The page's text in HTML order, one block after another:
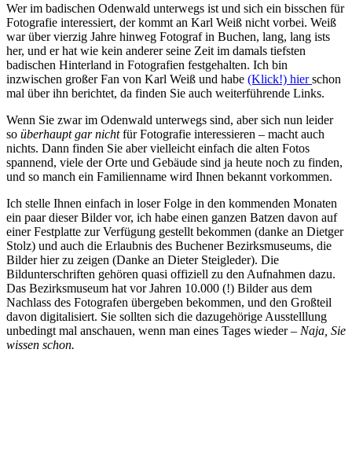
Wer im badischen Odenwald unterwegs ist und sich ein bisschen für
Fotografie interessiert, der kommt an Karl Weiß nicht vorbei. Weiß
war über vierzig Jahre hinweg Fotograf in Buchen, lang, lang ists
her, und er hat wie kein anderer seine Zeit im damals tiefsten
badischen Hinterland in Fotografien festgehalten. Ich bin
inzwischen großer Fan von Karl Weiß und habe (Klick!) hierschon
mal über ihn berichtet, da finden Sie auch weiterführende Links.
Wenn Sie zwar im Odenwald unterwegs sind, aber sich nun leider
so überhaupt gar nichtfür Fotografie interessieren – macht auch
nichts. Dann finden Sie aber vielleicht einfach die alten Fotos
spannend, viele der Orte und Gebäude sind ja heute noch zu finden,
und so manch ein Familienname wird Ihnen bekannt vorkommen.
Ich stelle Ihnen einfach in loser Folge in den kommenden Monaten
ein paar dieser Bilder vor, ich habe einen ganzen Batzen davon auf
einer Festplatte zur Verfügung gestellt bekommen (danke an Dietger
Stolz) und auch die Erlaubnis des Buchener Bezirksmuseums, die
Bilder hier zu zeigen (Danke an Dieter Steigleder). Die
Bildunterschriften gehören quasi offiziell zu den Aufnahmen dazu.
Das Bezirksmuseum hat vor Jahren 10.000 (!) Bilder aus dem
Nachlass des Fotografen übergeben bekommen, und den Großteil
davon digitalisiert. Sie sollten sich die dazugehörige Ausstelllung
unbedingt mal anschauen, wenn man eines Tages wieder – Naja, Sie
wissen schon.